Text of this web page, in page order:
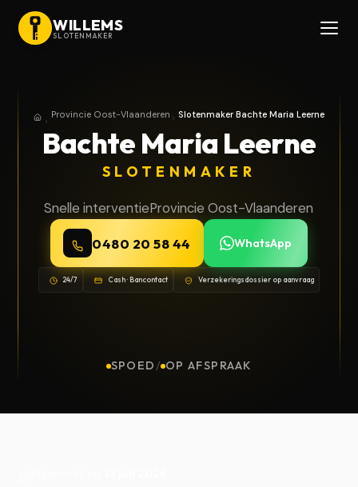
WILLEMS
SLOTENMAKER
HomeProvincie Oost-Vlaanderen
Provincie Oost-Vlaanderen Slotenmaker Bachte Maria Leerne
Bachte Maria Leerne
SLOTENMAKER
Snelle interventieProvincie Oost-Vlaanderen
0480 20 58 44 WhatsApp
24/7 Cash · Bancontact Verzekeringsdossier op aanvraag
SPOED / OP AFSPRAAK